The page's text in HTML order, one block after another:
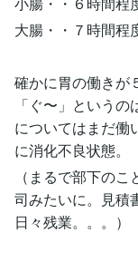
大腸・・７時間程
確かに胃の働きが
「ぐ〜」という
についてはまだ働
に消化不良状態。
（まるで部下の
司みたいに。見積
日々残業。。。）